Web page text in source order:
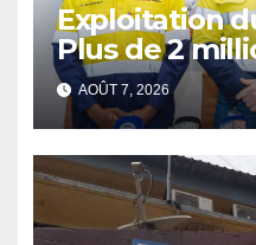
Exploitation
Plus de 2
de fer
AOÛT 7, 2026